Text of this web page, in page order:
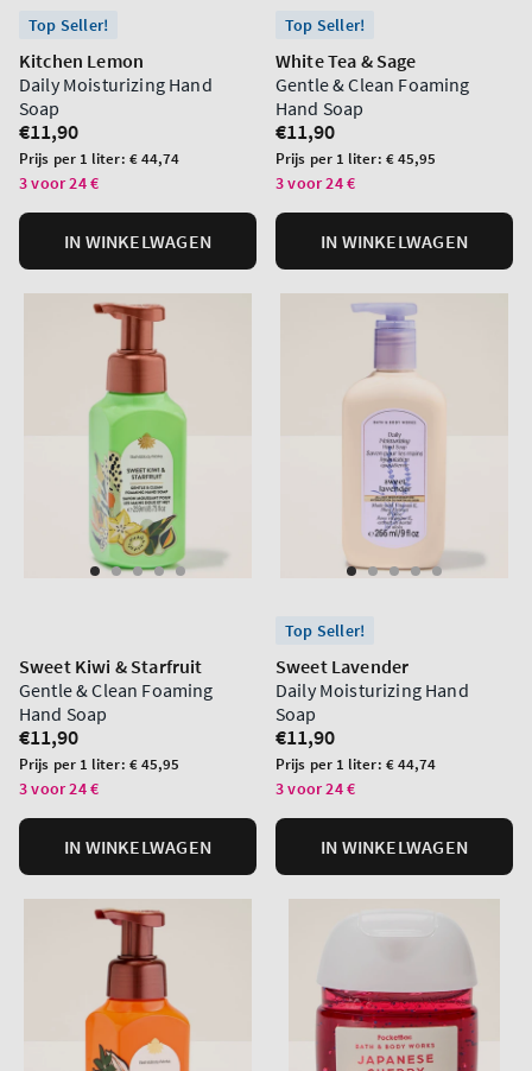
Top Seller!
Kitchen Lemon
Daily Moisturizing Hand
Soap
Normale
prijs
€11,90
Prijs
per
Prijs per 1 liter: € 44,74
3 voor 24 €
IN WINKELWAGEN
Top Seller!
White Tea & Sage
Gentle & Clean Foaming
Hand Soap
Normale
prijs
€11,90
Prijs
per
Prijs per 1 liter: € 45,95
3 voor 24 €
IN WINKELWAGEN
Sweet Kiwi & Starfruit
Gentle & Clean Foaming
Hand Soap
Normale
prijs
€11,90
Prijs
per
Prijs per 1 liter: € 45,95
3 voor 24 €
IN WINKELWAGEN
Top Seller!
Sweet Lavender
Daily Moisturizing Hand
Soap
Normale
prijs
€11,90
Prijs
per
Prijs per 1 liter: € 44,74
3 voor 24 €
IN WINKELWAGEN